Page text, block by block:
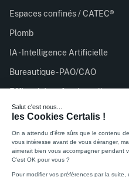
Espaces confinés / CATEC®
Plomb
IA - Intelligence Artificielle
Bureautique - PAO/CAO
Efficacité professionnelle
Certalis est organisme de
numéro 11756932075 auprès
France. Cet enregistrement ne